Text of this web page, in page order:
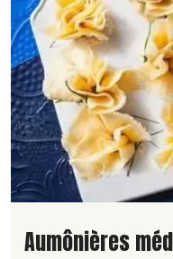
Lire la suite de
Aumônières